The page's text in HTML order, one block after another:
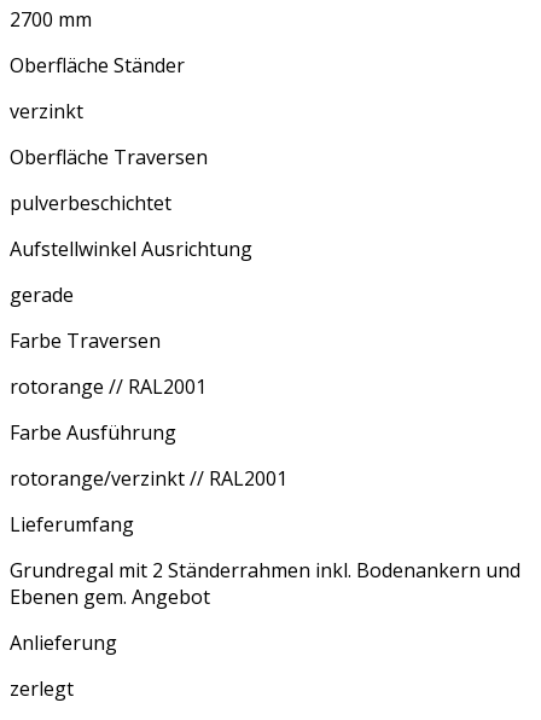
2700 mm
Oberfläche Ständer
verzinkt
Oberfläche Traversen
pulverbeschichtet
Aufstellwinkel Ausrichtung
gerade
Farbe Traversen
rotorange // RAL2001
Farbe Ausführung
rotorange/verzinkt // RAL2001
Lieferumfang
Grundregal mit 2 Ständerrahmen inkl. Bodenankern und
Ebenen gem. Angebot
Anlieferung
zerlegt